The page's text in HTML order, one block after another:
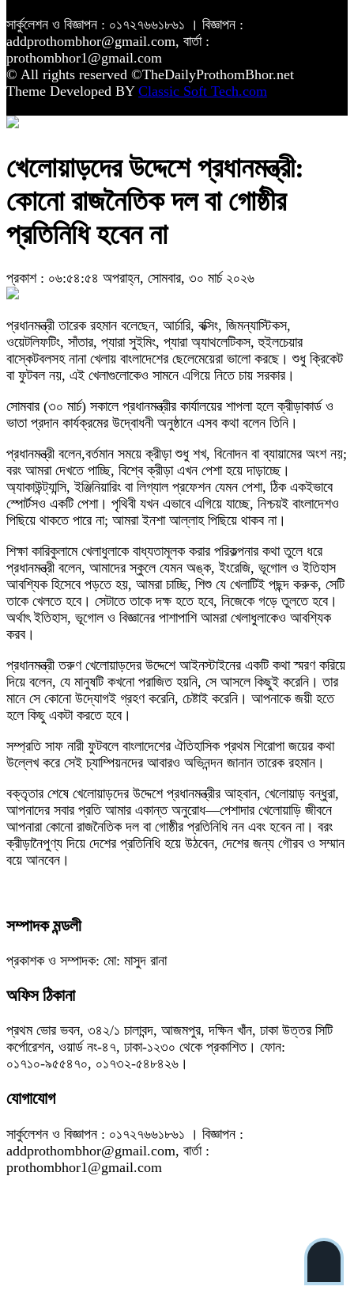
সার্কুলেশন ও বিজ্ঞাপন : ০১৭২৭৬৬১৮৬১ । বিজ্ঞাপন :
addprothombhor@gmail.com, বার্তা :
prothombhor1@gmail.com
© All rights reserved ©TheDailyProthomBhor.net
Theme Developed BY Classic Soft Tech.com
খেলোয়াড়দের উদ্দেশে প্রধানমন্ত্রী:
কোনো রাজনৈতিক দল বা গোষ্ঠীর
প্রতিনিধি হবেন না
প্রকাশ : ০৬:৫৪:৫৪ অপরাহ্ন, সোমবার, ৩০ মার্চ ২০২৬
প্রধানমন্ত্রী তারেক রহমান বলেছেন, আর্চারি, বক্সিং, জিমন্যাস্টিকস,
ওয়েটলিফটিং, সাঁতার, প্যারা সুইমিং, প্যারা অ্যাথলেটিকস, হুইলচেয়ার
বাস্কেটবলসহ নানা খেলায় বাংলাদেশের ছেলেমেয়েরা ভালো করছে। শুধু ক্রিকেট
বা ফুটবল নয়, এই খেলাগুলোকেও সামনে এগিয়ে নিতে চায় সরকার।
সোমবার (৩০ মার্চ) সকালে প্রধানমন্ত্রীর কার্যালয়ের শাপলা হলে ক্রীড়াকার্ড ও
ভাতা প্রদান কার্যক্রমের উদ্বোধনী অনুষ্ঠানে এসব কথা বলেন তিনি।
প্রধানমন্ত্রী বলেন,বর্তমান সময়ে ক্রীড়া শুধু শখ, বিনোদন বা ব্যায়ামের অংশ নয়;
বরং আমরা দেখতে পাচ্ছি, বিশ্বে ক্রীড়া এখন পেশা হয়ে দাড়াচ্ছে।
অ্যাকাউন্ট্যান্সি, ইঞ্জিনিয়ারিং বা লিগ্যাল প্রফেশন যেমন পেশা, ঠিক একইভাবে
স্পোর্টসও একটি পেশা। পৃথিবী যখন এভাবে এগিয়ে যাচ্ছে, নিশ্চয়ই বাংলাদেশও
পিছিয়ে থাকতে পারে না; আমরা ইনশা আল্লাহ পিছিয়ে থাকব না।
শিক্ষা কারিকুলামে খেলাধুলাকে বাধ্যতামূলক করার পরিকল্পনার কথা তুলে ধরে
প্রধানমন্ত্রী বলেন, আমাদের স্কুলে যেমন অঙ্ক, ইংরেজি, ভূগোল ও ইতিহাস
আবশ্যিক হিসেবে পড়তে হয়, আমরা চাচ্ছি, শিশু যে খেলাটিই পছন্দ করুক, সেটি
তাকে খেলতে হবে। সেটাতে তাকে দক্ষ হতে হবে, নিজেকে গড়ে তুলতে হবে।
অর্থাৎ ইতিহাস, ভূগোল ও বিজ্ঞানের পাশাপাশি আমরা খেলাধুলাকেও আবশ্যিক
করব।
প্রধানমন্ত্রী তরুণ খেলোয়াড়দের উদ্দেশে আইনস্টাইনের একটি কথা স্মরণ করিয়ে
দিয়ে বলেন, যে মানুষটি কখনো পরাজিত হয়নি, সে আসলে কিছুই করেনি। তার
মানে সে কোনো উদ্যোগই গ্রহণ করেনি, চেষ্টাই করেনি। আপনাকে জয়ী হতে
হলে কিছু একটা করতে হবে।
সম্প্রতি সাফ নারী ফুটবলে বাংলাদেশের ঐতিহাসিক প্রথম শিরোপা জয়ের কথা
উল্লেখ করে সেই চ্যাম্পিয়নদের আবারও অভিনন্দন জানান তারেক রহমান।
বক্তৃতার শেষে খেলোয়াড়দের উদ্দেশে প্রধানমন্ত্রীর আহ্বান, খেলোয়াড় বন্ধুরা,
আপনাদের সবার প্রতি আমার একান্ত অনুরোধ—পেশাদার খেলোয়াড়ি জীবনে
আপনারা কোনো রাজনৈতিক দল বা গোষ্ঠীর প্রতিনিধি নন এবং হবেন না। বরং
ক্রীড়ানৈপুণ্য দিয়ে দেশের প্রতিনিধি হয়ে উঠবেন, দেশের জন্য গৌরব ও সম্মান
বয়ে আনবেন।
সম্পাদক মন্ডলী
প্রকাশক ও সম্পাদক: মো: মাসুদ রানা
অফিস ঠিকানা
প্রথম ভোর ভবন, ৩৪২/১ চালাবন্দ, আজমপুর, দক্ষিন খাঁন, ঢাকা উত্তর সিটি
কর্পোরেশন, ওয়ার্ড নং-৪৭, ঢাকা-১২৩০ থেকে প্রকাশিত। ফোন:
০১৭১০-৯৫৫৪৭০, ০১৭৩২-৫৪৮৪২৬।
যোগাযোগ
সার্কুলেশন ও বিজ্ঞাপন : ০১৭২৭৬৬১৮৬১ । বিজ্ঞাপন :
addprothombhor@gmail.com, বার্তা :
prothombhor1@gmail.com